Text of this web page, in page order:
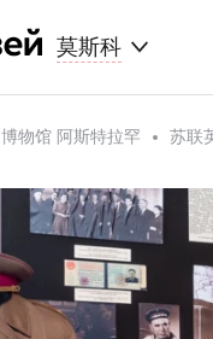
莫斯科
博物馆 阿斯特拉罕 苏联